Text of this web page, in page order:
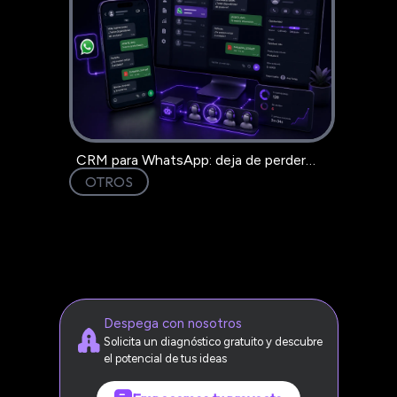
CRM para WhatsApp: deja de perder
clientes en el chat
OTROS
Despega con nosotros
Solicita un diagnóstico gratuito y descubre
el potencial de tus ideas